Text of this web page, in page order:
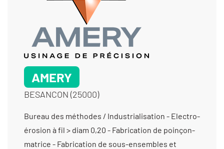
AMERY
BESANCON (25000)
Bureau des méthodes / Industrialisation - Electro-
érosion à fil > diam 0,20 - Fabrication de poinçon-
matrice - Fabrication de sous-ensembles et